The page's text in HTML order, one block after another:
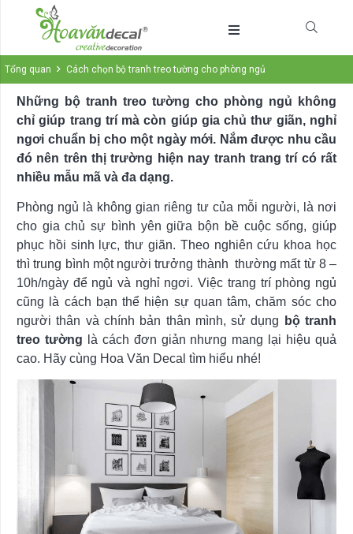
Tổng quan Cách chọn bộ tranh treo tường cho phòng ngủ
Những bộ tranh treo tường cho phòng ngủ không
chỉ giúp trang trí mà còn giúp gia chủ thư giãn, nghỉ
ngơi chuẩn bị cho một ngày mới. Nắm được nhu cầu
đó nên trên thị trường hiện nay tranh trang trí có rất
nhiều mẫu mã và đa dạng.
Phòng ngủ là không gian riêng tư của mỗi người, là nơi
cho gia chủ sự bình yên giữa bộn bề cuộc sống, giúp
phục hồi sinh lực, thư giãn. Theo nghiên cứu khoa học
thì trung bình một người trưởng thành thường mất từ 8 –
10h/ngày để ngủ và nghỉ ngơi. Việc trang trí phòng ngủ
cũng là cách bạn thể hiện sự quan tâm, chăm sóc cho
người thân và chính bản thân mình, sử dụng
bộ tranh
treo tường là cách đơn giản nhưng mang lại hiệu quả
cao. Hãy cùng Hoa Văn Decal tìm hiểu nhé!